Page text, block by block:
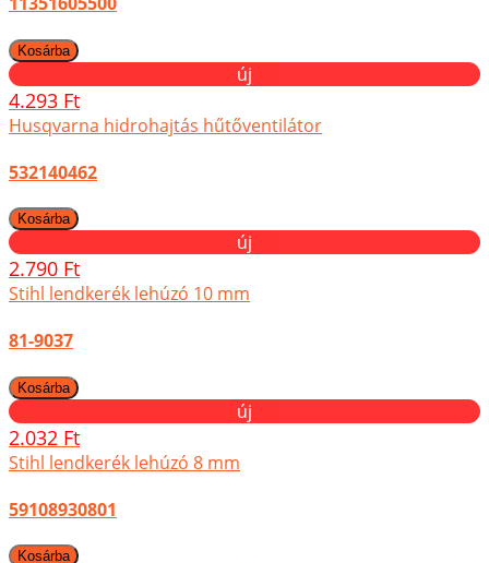
új
4.293 Ft
Husqvarna hidrohajtás hűtőventilátor
532140462
új
2.790 Ft
Stihl lendkerék lehúzó 10 mm
81-9037
új
2.032 Ft
Stihl lendkerék lehúzó 8 mm
59108930801